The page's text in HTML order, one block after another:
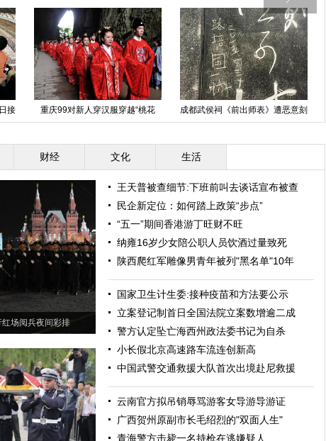
接
重庆99对新人穿汉服穿越“桃花
源”(高清组图)
成都武侯祠《前出师表》遭恶意刻
字
财经 文化 生活
场阅兵夜间彩排
王天普被查细节:下班前叫去谈话宣布被查
民企新定位：如何踏上政策“步点”
“五一”期间香港游丁旺财不旺
纳雍16岁少女陪公职人员饮酒过量致死
陕西爬红军雕像男青年被列"黑名单"10年
国家卫生计生委:接种疫苗和方法要公示
立案登记制首日全国法院立案数增逾二成
警方认定坠亡海西州政法委书记为自杀
小长假北京高速路车流连创新高
中国武警交通救援大队首次出境赴尼救援
云南官方拟吊销辱骂游客女导游导游证
广西贺州原副市长毛绍烈的"双面人生"
青海警方击毙一名持枪在逃嫌疑人